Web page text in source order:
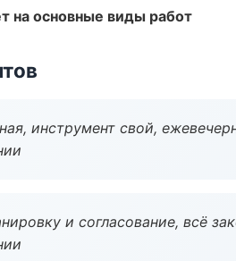
на основные виды работ
инструмент свой,
и согласование, всё